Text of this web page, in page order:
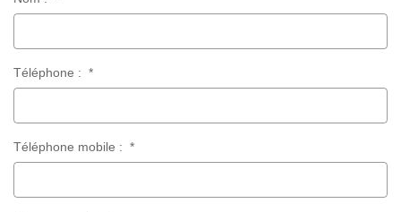
Téléphone : *
Téléphone mobile : *